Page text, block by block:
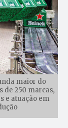
maior do
de 250 marcas,
e atuação em